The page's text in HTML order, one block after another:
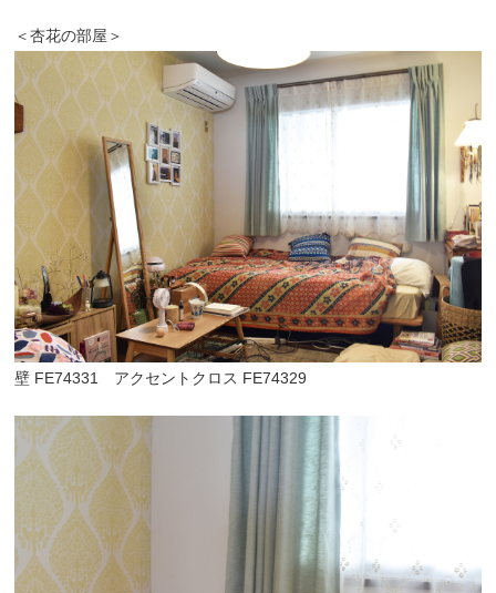
＜杏花の部屋＞
壁 FE74331 アクセントクロス FE74329